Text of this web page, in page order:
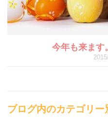
今年も来ます
ブログ内のカテゴリー